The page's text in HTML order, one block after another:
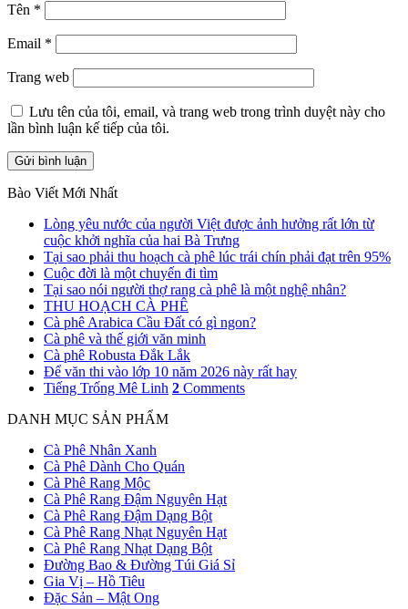
Tên *
Email *
Trang web
Lưu tên của tôi, email, và trang web trong trình duyệt này cho
lần bình luận kế tiếp của tôi.
Bào Viết Mới Nhất
Lòng yêu nước của người Việt được ảnh hưởng rất lớn từ
cuộc khởi nghĩa của hai Bà Trưng
Tại sao phải thu hoạch cà phê lúc trái chín phải đạt trên 95%
Cuộc đời là một chuyến đi tìm
Tại sao nói người thợ rang cà phê là một nghệ nhân?
THU HOẠCH CÀ PHÊ
Cà phê Arabica Cầu Đất có gì ngon?
Cà phê và thế giới văn minh
Cà phê Robusta Đắk Lắk
Để văn thi vào lớp 10 năm 2026 này rất hay
Tiếng Trống Mê Linh 2 Comments
DANH MỤC SẢN PHẨM
Cà Phê Nhân Xanh
Cà Phê Dành Cho Quán
Cà Phê Rang Mộc
Cà Phê Rang Đậm Nguyên Hạt
Cà Phê Rang Đậm Dạng Bột
Cà Phê Rang Nhạt Nguyên Hạt
Cà Phê Rang Nhạt Dạng Bột
Đường Bao & Đường Túi Giá Sỉ
Gia Vị – Hồ Tiêu
Đặc Sản – Mật Ong